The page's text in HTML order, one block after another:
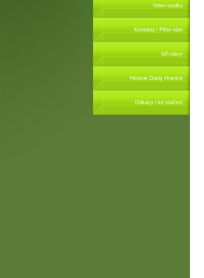
Video spolku
Kontakty / Pište nám
Síň slávy
Historie Dukly Hranice
Odkazy / ke stažení